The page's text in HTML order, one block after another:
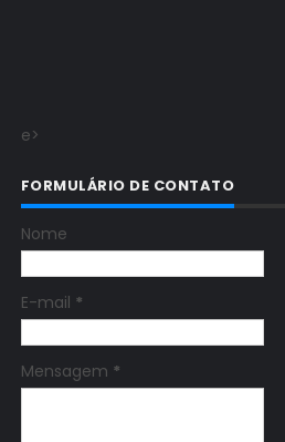
e>
FORMULÁRIO DE CONTATO
Nome
E-mail *
Mensagem *